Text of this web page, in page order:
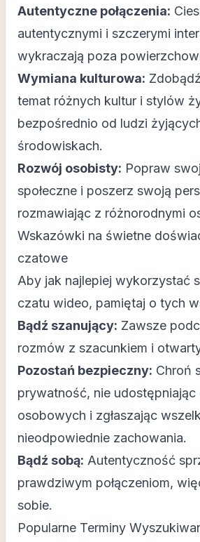
Autentyczne połączenia:
autentycznymi i szczerymi
wykraczają poza
Wymiana kulturowa:
temat różnych kultur i stylów
bezpośrednio od ludzi
środowiskach.
Rozwój osobisty: Popraw
społeczne i poszerz swoją
rozmawiając z różnorodnymi
Wskazówki na świetne
czatowe
Aby jak najlepiej wykorzystać
czatu wideo, pamiętaj o tych
Bądź szanujący: Zawsze
rozmów z szacunkiem i
Pozostań bezpieczny: Chroń
prywatność, nie udostępniając
osobowych i zgłaszając
nieodpowiednie zachowania.
Bądź sobą: Autentyczność
prawdziwym połączeniom,
sobie.
Popularne Terminy